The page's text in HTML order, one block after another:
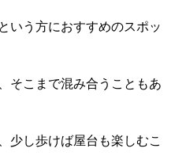
いう方におすすめのスポッ
そこまで混み合うこともあ
少し歩けば屋台も楽しむこ